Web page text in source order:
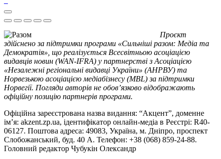
Проєкт
здійснено за підтримки програми «Сильніші разом: Медіа та
Демократія», що реалізується Всесвітньою асоціацією
видавців новин (WAN-IFRA) у партнерстві з Асоціацією
«Незалежні регіональні видавці України» (АНРВУ) та
Норвезькою асоціацією медіабізнесу (MBL) за підтримки
Норвегії. Погляди авторів не обов’язково відображають
офіційну позицію партнерів програми.
Офіційна зареєстрована назва видання: “Акцент”, доменне
ім’я: akzent.zp.ua, ідентифікатор онлайн-медіа в Реєстрі: R40-
06127. Поштова адреса: 49083, Україна, м. Дніпро, проспект
Слобожанський, буд. 40 А. Телефон: +38 (068) 859-24-88.
Головний редактор Чубукін Олександр